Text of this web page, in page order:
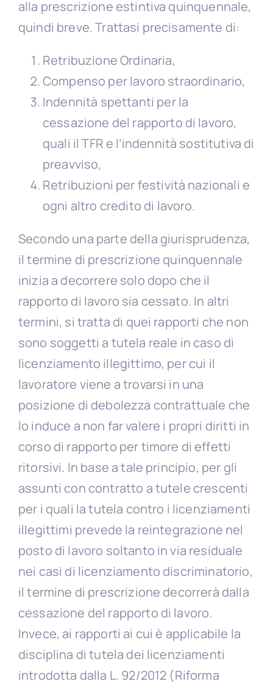
alla prescrizione estintiva quinquennale,
quindi breve. Trattasi precisamente di:
Retribuzione Ordinaria,
Compenso per lavoro straordinario,
Indennità spettanti per la
cessazione del rapporto di lavoro,
quali il TFR e l’indennità sostitutiva di
preavviso,
Retribuzioni per festività nazionali e
ogni altro credito di lavoro.
Secondo una parte della giurisprudenza,
il termine di prescrizione quinquennale
inizia a decorrere solo dopo che il
rapporto di lavoro sia cessato. In altri
termini, si tratta di quei rapporti che non
sono soggetti a tutela reale in caso di
licenziamento illegittimo, per cui il
lavoratore viene a trovarsi in una
posizione di debolezza contrattuale che
lo induce a non far valere i propri diritti in
corso di rapporto per timore di effetti
ritorsivi. In base a tale principio, per gli
assunti con contratto a tutele crescenti
per i quali la tutela contro i licenziamenti
illegittimi prevede la reintegrazione nel
posto di lavoro soltanto in via residuale
nei casi di licenziamento discriminatorio,
il termine di prescrizione decorrerà dalla
cessazione del rapporto di lavoro.
Invece, ai rapporti ai cui è applicabile la
disciplina di tutela dei licenziamenti
introdotta dalla L. 92/2012 (Riforma